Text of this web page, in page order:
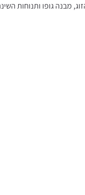
מבנה גופו ותנוחות